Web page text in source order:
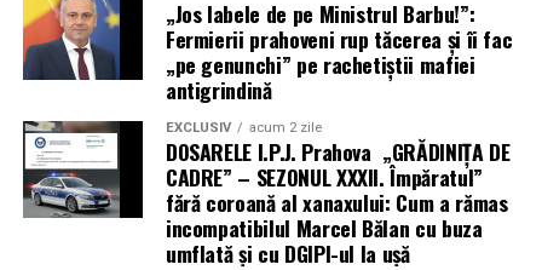
„Jos labele de pe Ministrul Barbu!”:
Fermierii prahoveni rup tăcerea și îi fac
„pe genunchi” pe rachetiștii mafiei
antigrindină
EXCLUSIV acum 2 zile
DOSARELE I.P.J. Prahova „GRĂDINIȚA DE
CADRE” – SEZONUL XXXII. Împăratul”
fără coroană al xanaxului: Cum a rămas
incompatibilul Marcel Bălan cu buza
umflată și cu DGIPI-ul la ușă